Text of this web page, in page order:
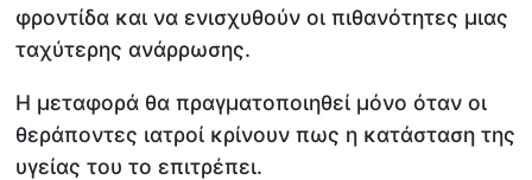
φροντίδα και να ενισχυθούν οι πιθανότητες μιας
ταχύτερης ανάρρωσης.
Η μεταφορά θα πραγματοποιηθεί μόνο όταν οι
θεράποντες ιατροί κρίνουν πως η κατάσταση της
υγείας του το επιτρέπει.